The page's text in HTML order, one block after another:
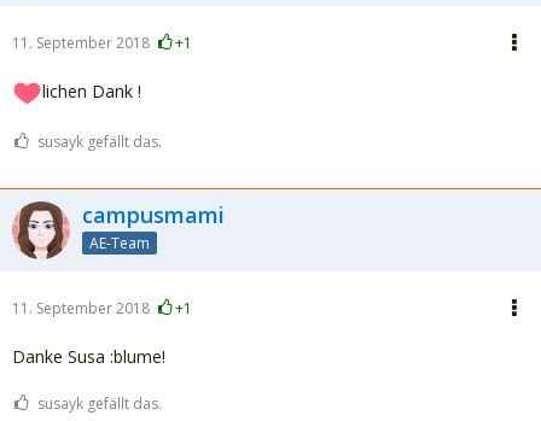
11. September 2018 +1
lichen Dank !
susayk gefällt das.
campusmami
AE-Team
11. September 2018 +1
Danke Susa :blume!
susayk gefällt das.